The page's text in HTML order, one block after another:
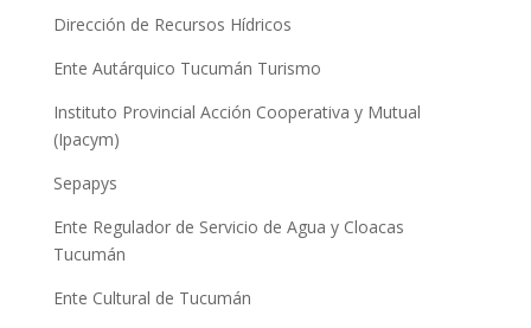
Dirección de Recursos Hídricos
Ente Autárquico Tucumán Turismo
Instituto Provincial Acción Cooperativa y Mutual
(Ipacym)
Sepapys
Ente Regulador de Servicio de Agua y Cloacas
Tucumán
Ente Cultural de Tucumán